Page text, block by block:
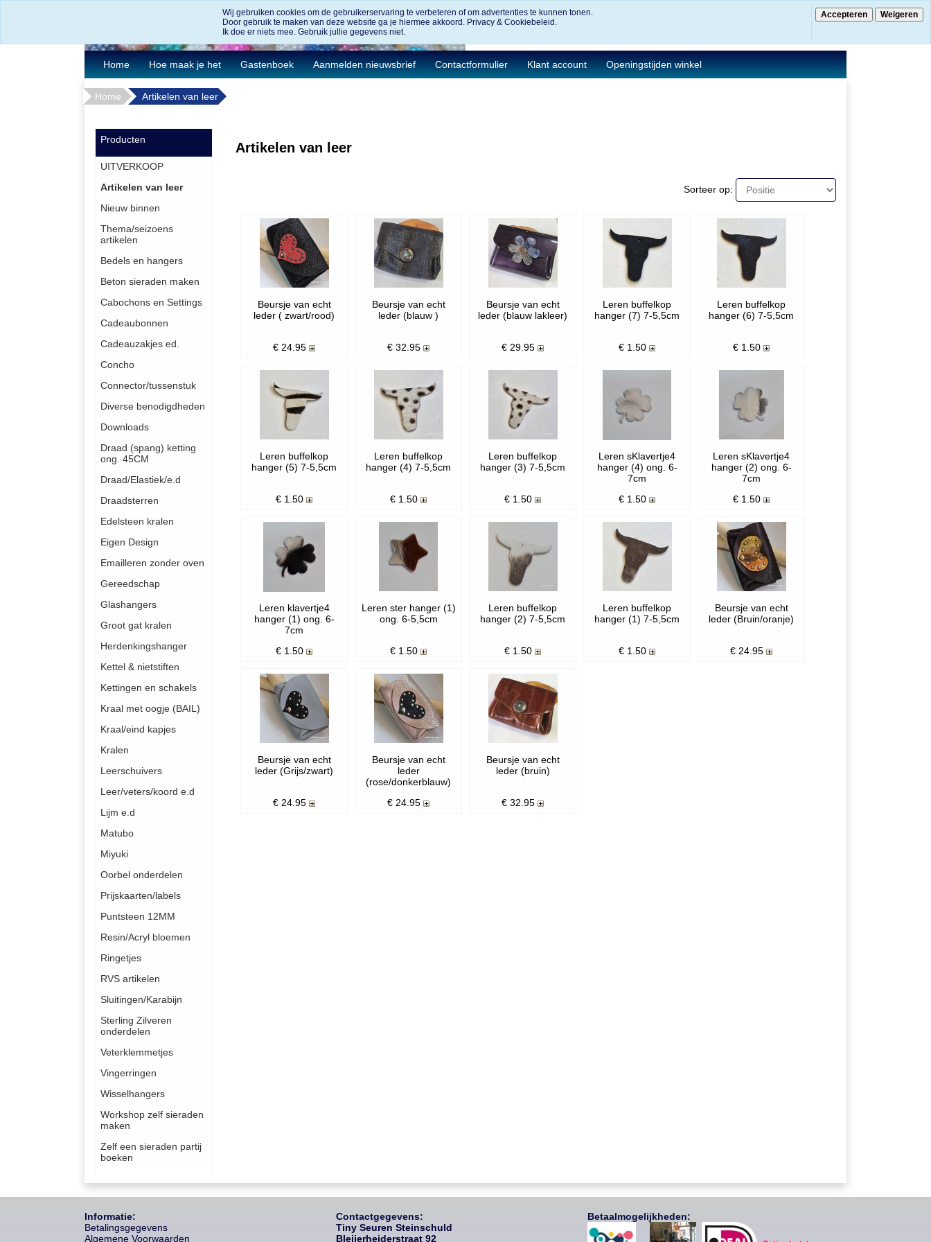
€ 0.00
Home Hoe maak je het Gastenboek Aanmelden nieuwsbrief Contactformulier Klant account Openingstijden winkel
Home Artikelen van leer
Producten
UITVERKOOP
Artikelen van leer
Nieuw binnen
Thema/seizoens
artikelen
Bedels en hangers
Beton sieraden maken
Cabochons en Settings
Cadeaubonnen
Cadeauzakjes ed.
Concho
Connector/tussenstuk
Diverse benodigdheden
Downloads
Draad (spang) ketting
ong. 45CM
Draad/Elastiek/e.d
Draadsterren
Edelsteen kralen
Eigen Design
Emailleren zonder oven
Gereedschap
Glashangers
Groot gat kralen
Herdenkingshanger
Kettel & nietstiften
Kettingen en schakels
Kraal met oogje (BAIL)
Kraal/eind kapjes
Kralen
Leerschuivers
Leer/veters/koord e.d
Lijm e.d
Matubo
Miyuki
Oorbel onderdelen
Prijskaarten/labels
Puntsteen 12MM
Resin/Acryl bloemen
Ringetjes
RVS artikelen
Sluitingen/Karabijn
Sterling Zilveren
onderdelen
Veterklemmetjes
Vingerringen
Wisselhangers
Workshop zelf sieraden
maken
Zelf een sieraden partij
boeken
Artikelen van leer
Sorteer op:
Beursje van echt
leder ( zwart/rood)
€ 24.95
Beursje van echt
leder (blauw )
€ 32.95
Beursje van echt
leder (blauw lakleer)
€ 29.95
Leren buffelkop
hanger (7) 7-5,5cm
€ 1.50
Leren buffelkop
hanger (6) 7-5,5cm
€ 1.50
Leren buffelkop
hanger (5) 7-5,5cm
€ 1.50
Leren buffelkop
hanger (4) 7-5,5cm
€ 1.50
Leren buffelkop
hanger (3) 7-5,5cm
€ 1.50
Leren sKlavertje4
hanger (4) ong. 6-
7cm
€ 1.50
Leren sKlavertje4
hanger (2) ong. 6-
7cm
€ 1.50
Leren klavertje4
hanger (1) ong. 6-
7cm
€ 1.50
Leren ster hanger (1)
ong. 6-5,5cm
€ 1.50
Leren buffelkop
hanger (2) 7-5,5cm
€ 1.50
Leren buffelkop
hanger (1) 7-5,5cm
€ 1.50
Beursje van echt
leder (Bruin/oranje)
€ 24.95
Beursje van echt
leder (Grijs/zwart)
€ 24.95
Beursje van echt
leder
(rose/donkerblauw)
€ 24.95
Beursje van echt
leder (bruin)
€ 32.95
Informatie:
Betalingsgegevens
Algemene Voorwaarden
Contactgegevens:
Tiny Seuren Steinschuld
Bleijerheiderstraat 92
Betaalmogelijkheden:
Wij gebruiken cookies om de gebruikerservaring te verbeteren of om advertenties te kunnen tonen.
Door gebruik te maken van deze website ga je hiermee akkoord. Privacy & Cookiebeleid.
Ik doe er niets mee. Gebruik jullie gegevens niet.
Accepteren Weigeren